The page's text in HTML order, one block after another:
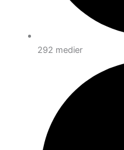
292 medier